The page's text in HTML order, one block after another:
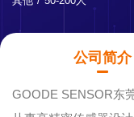
公司简介
GOODE SENSOR东